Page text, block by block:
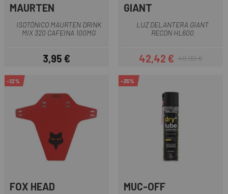
MAURTEN
ISOTÓNICO MAURTEN DRINK
MIX 320 CAFEINA 100MG
Precio
3,95 €
GIANT
LUZ DELANTERA GIANT
RECON HL600
Precio
42,42 €Precio regular
49,90 €
-12%
FOX HEAD
-35%
MUC-OFF